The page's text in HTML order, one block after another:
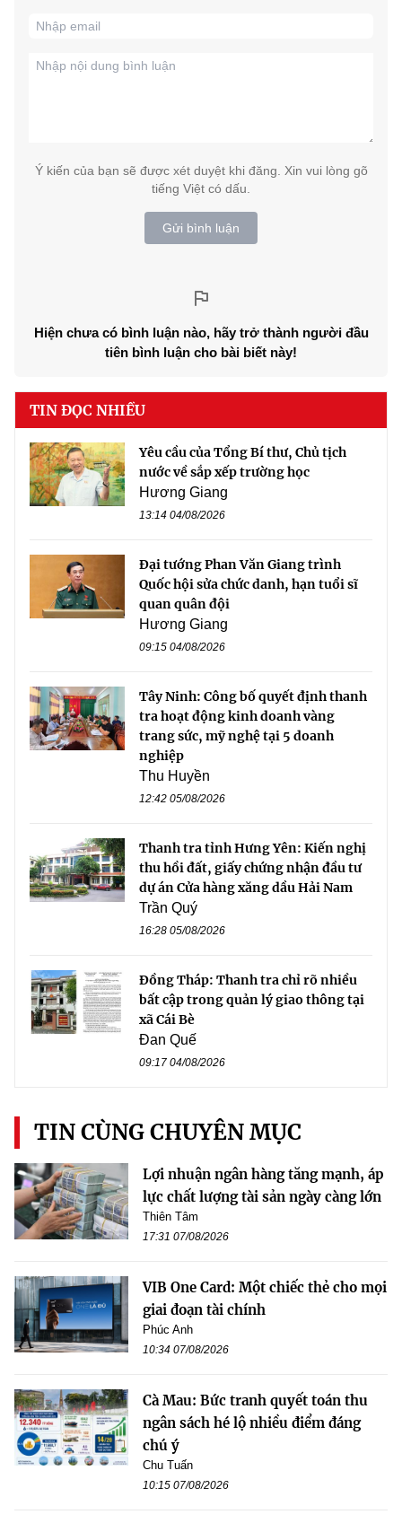
Ý kiến của bạn sẽ được xét duyệt khi đăng. Xin vui lòng gõ
tiếng Việt có dấu.
Gửi bình luận
Hiện chưa có bình luận nào, hãy trở thành người đầu
tiên bình luận cho bài biết này!
TIN ĐỌC NHIỀU
Yêu cầu của Tổng Bí thư, Chủ tịch
nước về sắp xếp trường học
Hương Giang
13:14 04/08/2026
Đại tướng Phan Văn Giang trình
Quốc hội sửa chức danh, hạn tuổi sĩ
quan quân đội
Hương Giang
09:15 04/08/2026
Tây Ninh: Công bố quyết định thanh
tra hoạt động kinh doanh vàng
trang sức, mỹ nghệ tại 5 doanh
nghiệp
Thu Huyền
12:42 05/08/2026
Thanh tra tỉnh Hưng Yên: Kiến nghị
thu hồi đất, giấy chứng nhận đầu tư
dự án Cửa hàng xăng dầu Hải Nam
Trần Quý
16:28 05/08/2026
Đồng Tháp: Thanh tra chỉ rõ nhiều
bất cập trong quản lý giao thông tại
xã Cái Bè
Đan Quế
09:17 04/08/2026
TIN CÙNG CHUYÊN MỤC
Lợi nhuận ngân hàng tăng mạnh, áp
lực chất lượng tài sản ngày càng lớn
Thiên Tâm
17:31 07/08/2026
VIB One Card: Một chiếc thẻ cho mọi
giai đoạn tài chính
Phúc Anh
10:34 07/08/2026
Cà Mau: Bức tranh quyết toán thu
ngân sách hé lộ nhiều điểm đáng
chú ý
Chu Tuấn
10:15 07/08/2026